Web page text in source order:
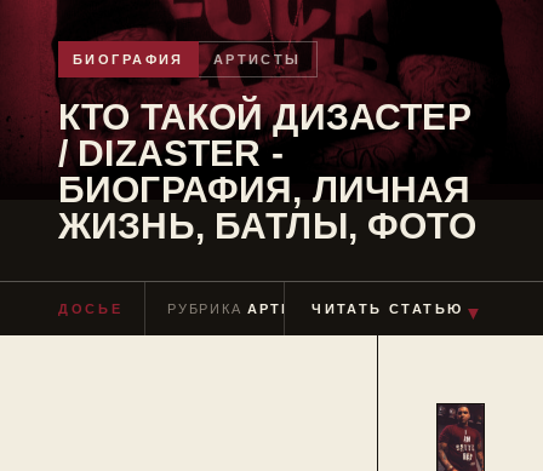
БИОГРАФИЯ АРТИСТЫ
КТО ТАКОЙ ДИЗАСТЕР
/ DIZASTER -
БИОГРАФИЯ, ЛИЧНАЯ
ЖИЗНЬ, БАТЛЫ, ФОТО
ДОСЬЕ РУБРИКААРТИСТЫ ЧТЕНИЕ≈ 2 МИН
ЧИТАТЬ СТАТЬЮ ▼